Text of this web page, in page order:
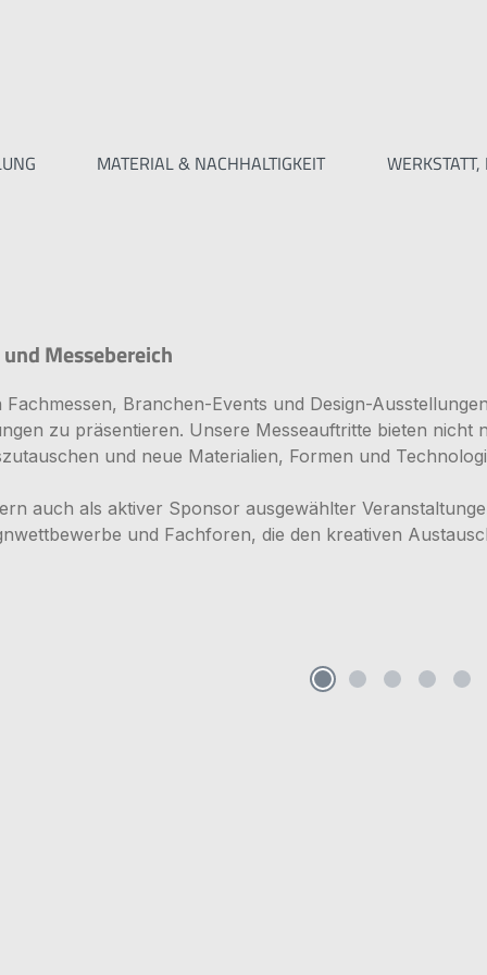
MATERIAL & NACHHALTIGKEIT
Messebereich
Branchen-Events und Design-
zu präsentieren. Unsere Messeauftritte bieten
und neue Materialien, Formen und
auch als aktiver Sponsor ausgewählter
und Fachforen, die den kreativen